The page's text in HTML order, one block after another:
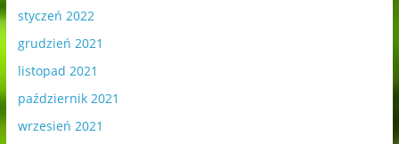
styczeń 2022
grudzień 2021
listopad 2021
październik 2021
wrzesień 2021